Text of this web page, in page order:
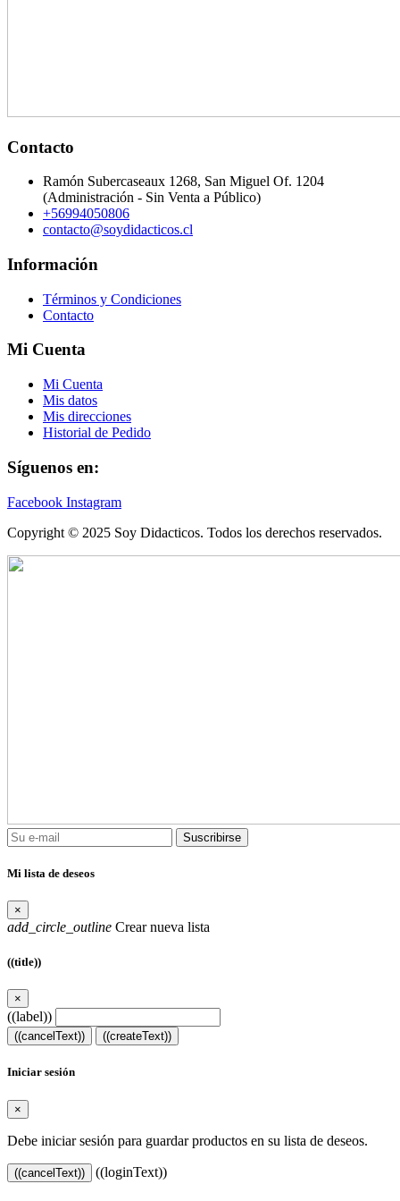
Contacto
Ramón Subercaseaux 1268, San Miguel Of. 1204
(Administración - Sin Venta a Público)
+56994050806
contacto@soydidacticos.cl
Información
Términos y Condiciones
Contacto
Mi Cuenta
Mi Cuenta
Mis datos
Mis direcciones
Historial de Pedido
Síguenos en:
Facebook Instagram
Copyright © 2025 Soy Didacticos. Todos los derechos reservados.
Suscribirse
Mi lista de deseos
×
add_circle_outline Crear nueva lista
((title))
×
((label))
((cancelText)) ((createText))
Iniciar sesión
×
Debe iniciar sesión para guardar productos en su lista de deseos.
((cancelText)) ((loginText))